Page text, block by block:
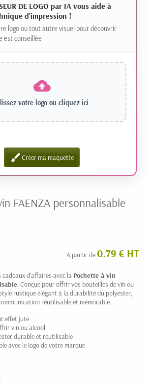
DE LOGO par IA vous aide à
d'impression !
logo ou tout autre visuel pour découvrir
est conseillée
votre logo ou cliquez ici
brushCréer ma maquette
FAENZA personnalisable
A partir de 0.79 € HT
d'affaires avec la Pochette à vin
. Conçue pour offrir vos bouteilles de vin ou
rustique élégant à la durabilité du polyester,
réutilisable et mémorable.
effet jute
vin ou alcool
durable et réutilisable
avec le logo de votre marque